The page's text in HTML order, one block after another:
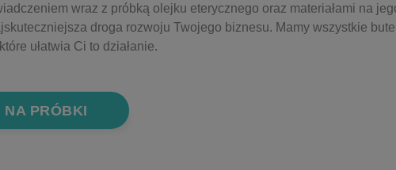
wraz z próbką olejku eterycznego oraz materiałami na
droga rozwoju Twojego biznesu. Mamy wszystkie
ułatwia Ci to działanie.
PRÓBKI